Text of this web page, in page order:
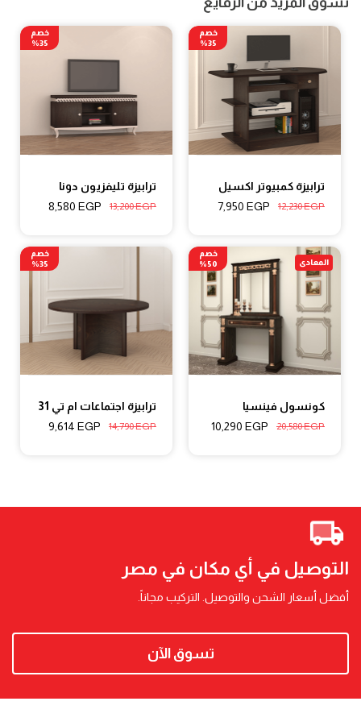
ترابيزة كمبيوتر اكسيل
12,230EGP
7,950 EGP
خصم
35%
ترابيزة تليفزيون دونا
13,200EGP
8,580 EGP
خصم
35%
كونسول فينسيا
20,580EGP
10,290 EGP
خصم
50%
المعادى
ترابيزة اجتماعات ام تي 31
14,790EGP
9,614 EGP
خصم
35%
التوصيل في أي مكان في مصر
أفضل أسعار الشحن والتوصيل. التركيب مجاناً.
تسوق الآن